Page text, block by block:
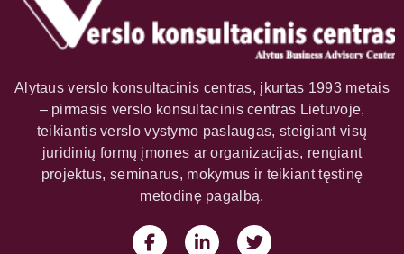
Alytaus verslo konsultacinis centras, įkurtas 1993 metais
– pirmasis verslo konsultacinis centras Lietuvoje,
teikiantis verslo vystymo paslaugas, steigiant visų
juridinių formų įmones ar organizacijas, rengiant
projektus, seminarus, mokymus ir teikiant tęstinę
metodinę pagalbą.